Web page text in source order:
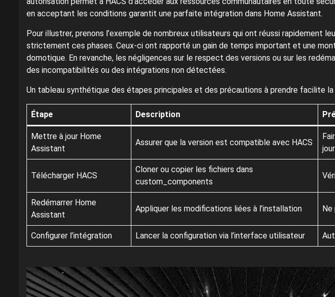
en acceptant les conditions garantit une parfaite intégration dans Home Assistant.
Pour illustrer, prenons l’exemple de nombreux utilisateurs qui ont réussi rapidement
strictement ces phases. Ceux-ci ont rapporté un gain de temps important et une
domotique. En revanche, les négligences sur le respect des versions ou sur les
des incompatibilités ou des intégrations non détectées.
Un tableau synthétique des étapes principales et des précautions à prendre facilite la
Étape Description
Mettre à jour Home
Assistant
Assurer que la version est compatible avec HACS
jour
Télécharger HACS
Cloner ou copier les fichiers dans
custom_components
Redémarrer Home
Assistant
Appliquer les modifications liées à l’installation
Configurer l’intégration Lancer la configuration via l’interface utilisateur